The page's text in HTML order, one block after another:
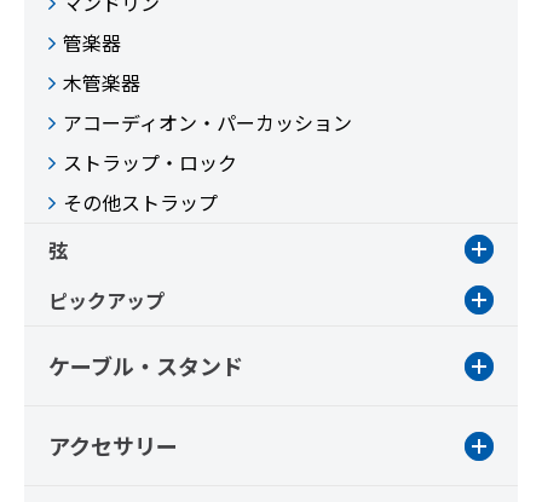
管楽器
木管楽器
アコーディオン・パーカッション
ストラップ・ロック
その他ストラップ
弦
ピックアップ
ケーブル・スタンド
アクセサリー